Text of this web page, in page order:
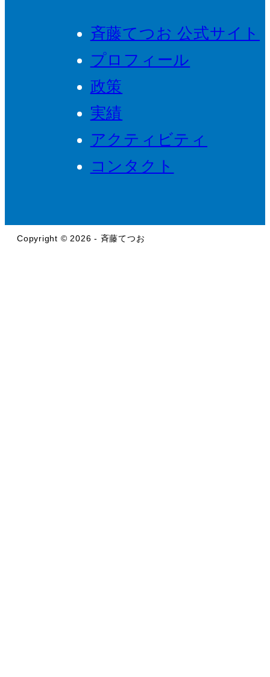
斉藤てつお 公式サイト
プロフィール
政策
実績
アクティビティ
コンタクト
Copyright © 2026 - 斉藤てつお